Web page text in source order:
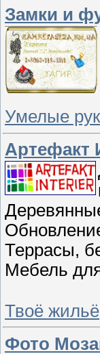
Замки и
Умелые
Артефакт
Террасы,
Мебель
Твоё жильё
Фото